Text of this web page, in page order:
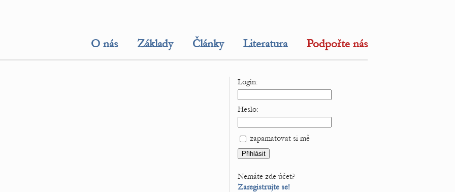
O nás Základy Články Literatura Podpořte nás
Login:
Heslo:
zapamatovat si mě
Nemáte zde účet?
Zaregistrujte se!